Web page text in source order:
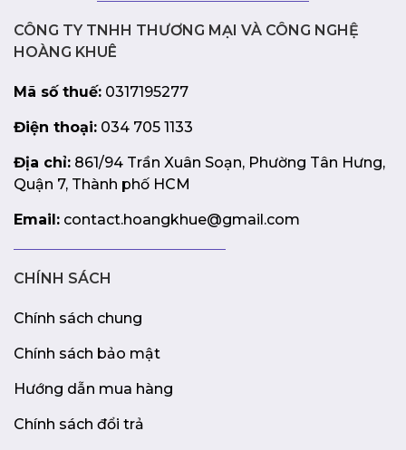
CÔNG TY TNHH THƯƠNG MẠI VÀ CÔNG NGHỆ
HOÀNG KHUÊ
Mã số thuế: 0317195277
Điện thoại: 034 705 1133
Địa chỉ: 861/94 Trần Xuân Soạn, Phường Tân Hưng,
Quận 7, Thành phố HCM
Email: contact.hoangkhue@gmail.com
CHÍNH SÁCH
Chính sách chung
Chính sách bảo mật
Hướng dẫn mua hàng
Chính sách đổi trả